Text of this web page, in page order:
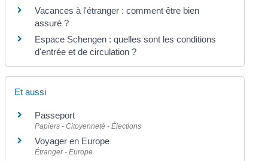
Vacances à l'étranger : comment être bien
assuré ?
Espace Schengen : quelles sont les conditions
d'entrée et de circulation ?
Et aussi
Passeport
Papiers - Citoyenneté - Élections
Voyager en Europe
Étranger - Europe